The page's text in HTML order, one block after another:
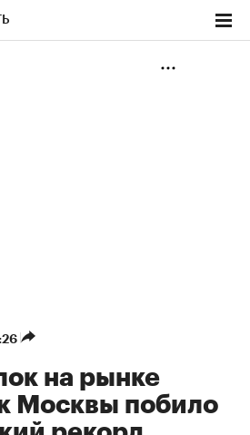
на рынке
Москвы побило